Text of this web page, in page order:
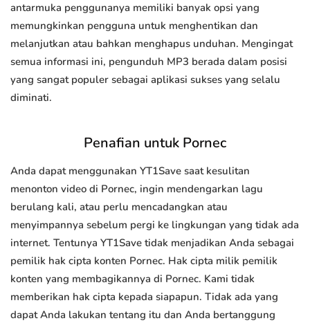
antarmuka penggunanya memiliki banyak opsi yang
memungkinkan pengguna untuk menghentikan dan
melanjutkan atau bahkan menghapus unduhan. Mengingat
semua informasi ini, pengunduh MP3 berada dalam posisi
yang sangat populer sebagai aplikasi sukses yang selalu
diminati.
Penafian untuk Pornec
Anda dapat menggunakan YT1Save saat kesulitan
menonton video di Pornec, ingin mendengarkan lagu
berulang kali, atau perlu mencadangkan atau
menyimpannya sebelum pergi ke lingkungan yang tidak ada
internet. Tentunya YT1Save tidak menjadikan Anda sebagai
pemilik hak cipta konten Pornec. Hak cipta milik pemilik
konten yang membagikannya di Pornec. Kami tidak
memberikan hak cipta kepada siapapun. Tidak ada yang
dapat Anda lakukan tentang itu dan Anda bertanggung